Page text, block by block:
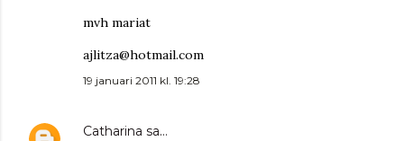
mvh mariat
ajlitza@hotmail.com
19 januari 2011 kl. 19:28
Catharina sa…